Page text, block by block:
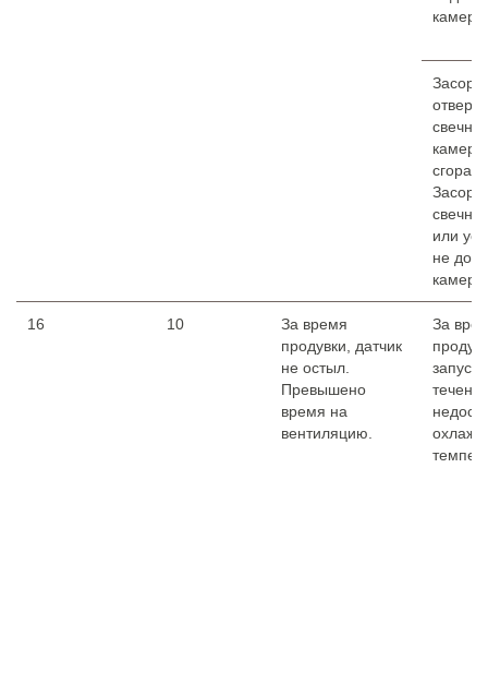
камеру
камеры
или
не до
камере
16 10
За время
продувки, датчик
не остыл.
Превышено
время на
вентиляцию.
За